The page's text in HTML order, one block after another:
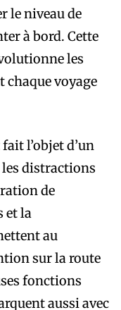
le niveau de
à bord. Cette
les
voyage
l’objet d’un
distractions
de
et la
au
sur la route
fonctions
aussi avec